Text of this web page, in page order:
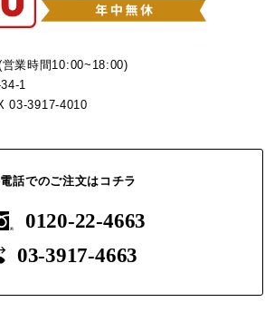
営業時間10:00~18:00)
34-1
03-3917-4010
話でのご注文はコチラ
0120-22-4663
03-3917-4663